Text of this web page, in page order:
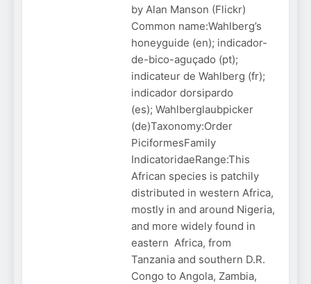
by Alan Manson (Flickr)
Common name:Wahlberg’s
honeyguide (en); indicador-
de-bico-aguçado (pt);
indicateur de Wahlberg (fr);
indicador dorsipardo
(es); Wahlberglaubpicker
(de)Taxonomy:Order
PiciformesFamily
IndicatoridaeRange:This
African species is patchily
distributed in western Africa,
mostly in and around Nigeria,
and more widely found in
eastern Africa, from
Tanzania and southern D.R.
Congo to Angola, Zambia,